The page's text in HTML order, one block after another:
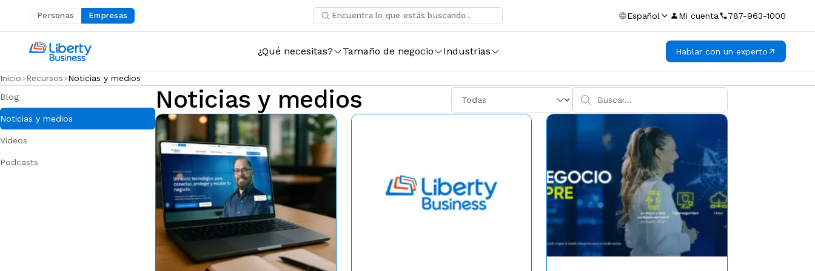
PersonasAbre en una nueva pestaña
Empresas Español Mi cuenta 787-963-1000
¿Qué necesitas? Tamaño de negocio Industrias Hablar con un experto
Inicio Recursos
Noticias y medios
Blog
Noticias y medios
Videos
Podcasts
Noticias y medios